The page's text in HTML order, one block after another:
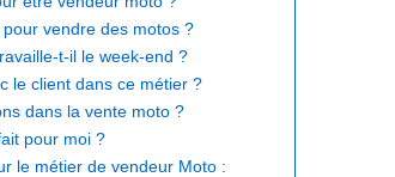
vendre des motos ?
t-il le week-end ?
le client dans ce métier ?
dans la vente moto ?
pour moi ?
le métier de vendeur Moto :